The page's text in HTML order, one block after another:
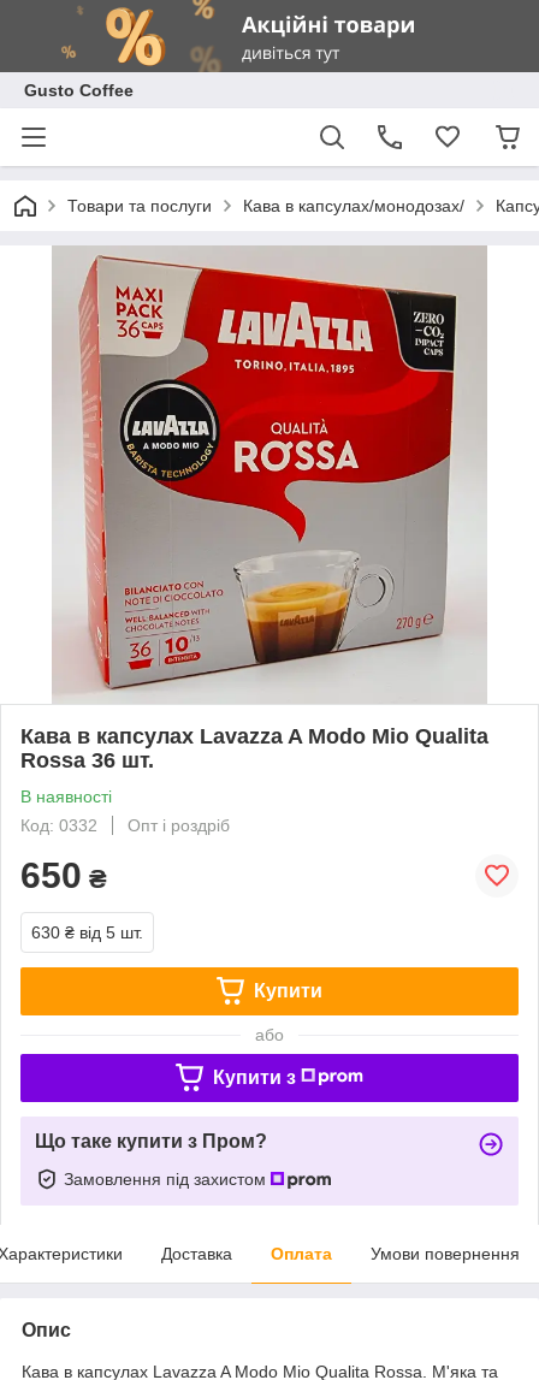
Gusto Coffee
Товари та послуги Кава в капсулах/монодозах/
Кава в капсулах Lavazza A Modo Mio Qualita
Rossa 36 шт.
В наявності
Код: 0332
Опт і роздріб
650 ₴
630 ₴ від 5 шт.
Купити
або
Купити з
Що таке купити з Пром?
Замовлення під захистом
Доставка Оплата Умови повернення
Опис
Кава в капсулах Lavazza A Modo Mio Qualita Rossa. М'яка та